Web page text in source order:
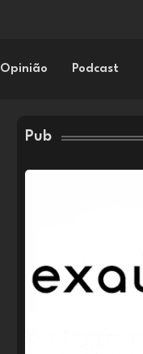
Opinião Podcast
Pub